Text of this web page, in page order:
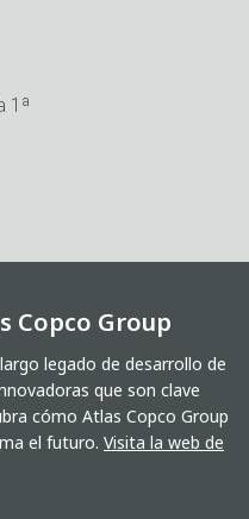
1ª
Copco Group
legado de desarrollo de
que son clave
cómo Atlas Copco Group
el futuro. Visita la web de